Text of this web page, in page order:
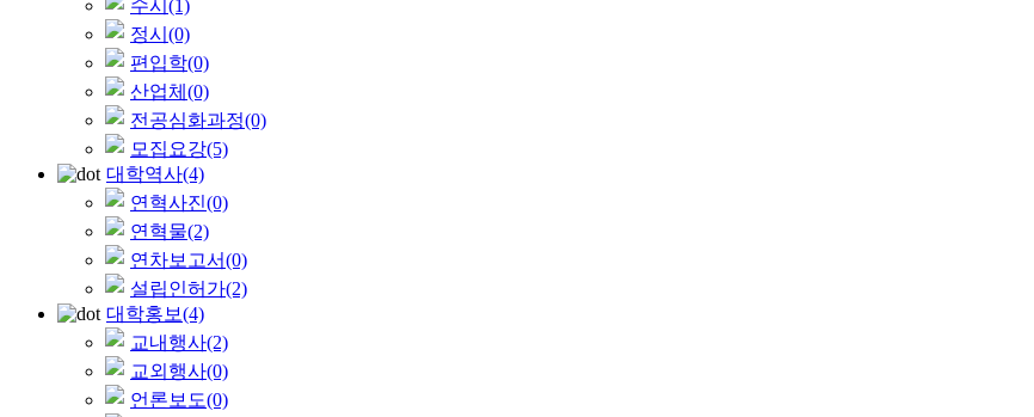
수시 (1)
정시 (0)
편입학(0)
산업체 (0)
전공심화과정(0)
모집요강(5)
대학역사(4)
연혁사진(0)
연혁물(2)
연차보고서(0)
설립인허가(2)
대학홍보(4)
교내행사(2)
교외행사(0)
언론보도(0)